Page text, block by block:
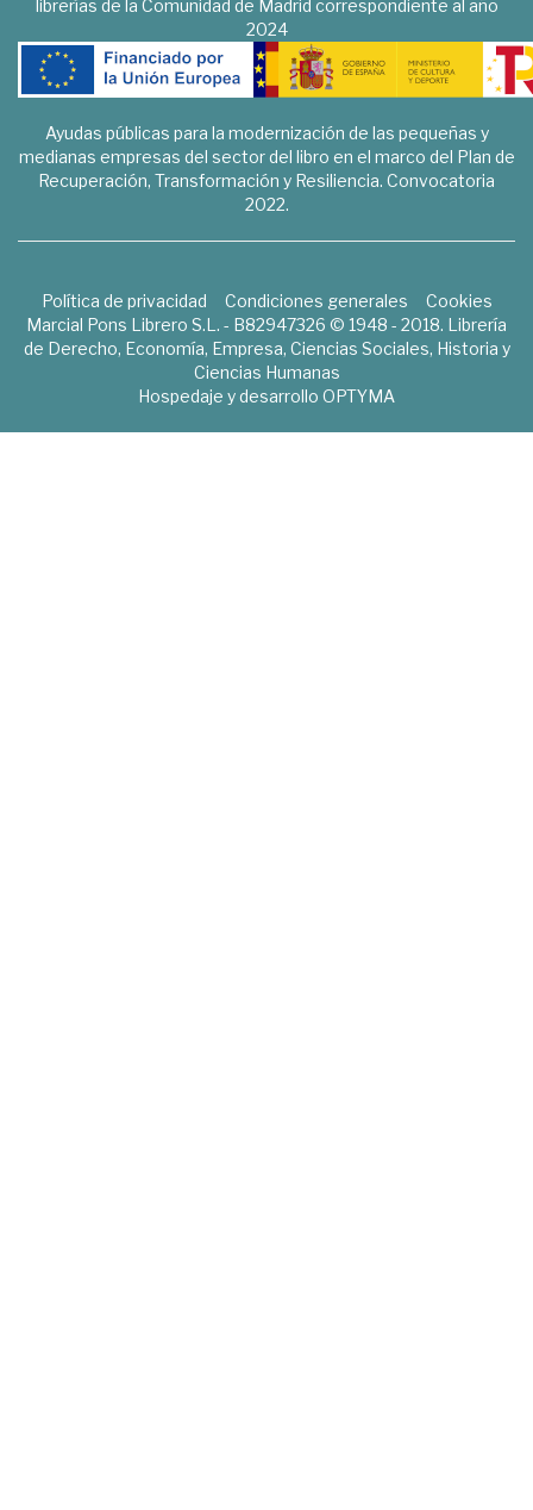
librerías de la Comunidad de Madrid correspondiente al año
2024
Ayudas públicas para la modernización de las pequeñas y
medianas empresas del sector del libro en el marco del Plan de
Recuperación, Transformación y Resiliencia. Convocatoria
2022.
Política de privacidad Condiciones generales
Cookies
Marcial Pons Librero S.L. - B82947326 © 1948 - 2018. Librería
de Derecho, Economía, Empresa, Ciencias Sociales, Historia y
Ciencias Humanas
Hospedaje y desarrollo OPTYMA